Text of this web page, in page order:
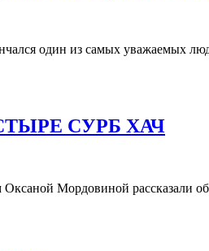
один из самых уважаемых
СУРБ ХАЧ
Мордовиной рассказали